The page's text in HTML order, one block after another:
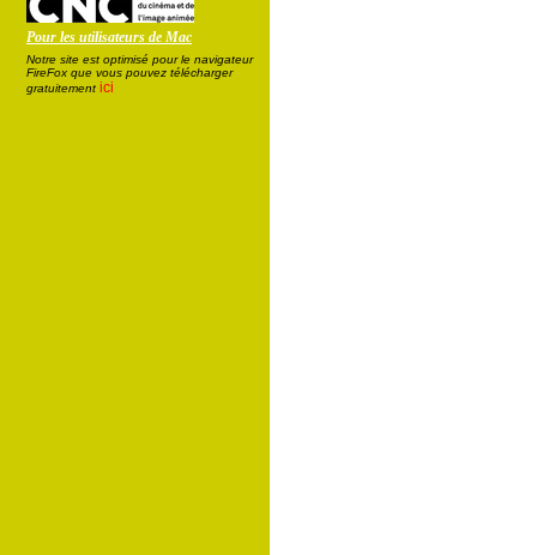
Pour les utilisateurs de Mac
Notre site est optimisé pour le navigateur
FireFox que vous pouvez télécharger
gratuitement ici